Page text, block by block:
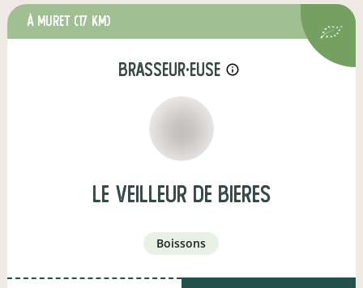
à MURET (17 km)
brasseur·euse info_outline
le veilleur de bieres
boissons